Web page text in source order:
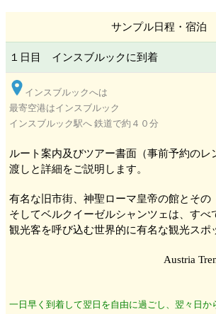
サンプル日程・宿泊
１日目 インスブルックに到着
インスブルックへは
最寄空港はインスブルック
インスブルック駅へ 鉄道で約４０分
ルート案内及びツアー書面（事前予約のレ
渡しと詳細をご説明します。
有名な旧市街、神聖ローマ皇帝の館とその
そしてベルクイーゼルシャンツェ は、すべ
観光客を呼び込む世界的に有名な観光スポ
Austria
一日早く到着して翌日を自由に過ごし、翌々日か